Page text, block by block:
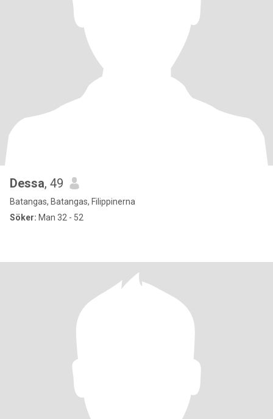
Dessa, 49
Batangas, Batangas, Filippinerna
Söker: Man 32 - 52